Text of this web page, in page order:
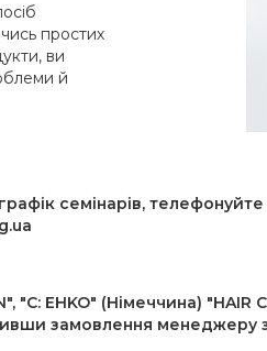
простих
ви
й
семінарів,
EHKO" (Німеччина) "HAIR
замовлення менеджеру